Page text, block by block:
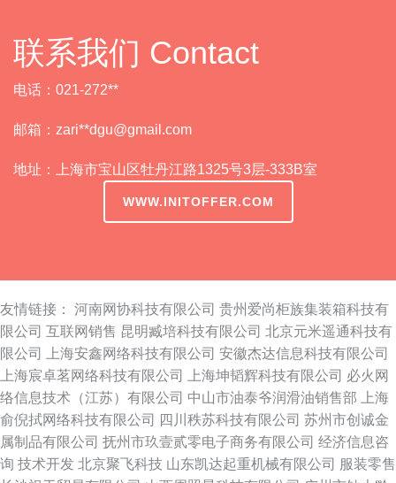
联系我们 Contact
电话：021-272**
邮箱：zari**dgu@gmail.com
地址：上海市宝山区牡丹江路1325号3层-333B室
WWW.INITOFFER.COM
友情链接： 河南网协科技有限公司 贵州爱尚柜族集装箱科技有
限公司 互联网销售 昆明臧培科技有限公司 北京元米遥通科技有
限公司
上海安鑫网络科技有限公司 安徽杰达信息科技有限公司
上海宸卓茗网络科技有限公司
上海坤韬辉科技有限公司 必火网
络信息技术（江苏）有限公司 中山市油泰爷润滑油销售部
上海
俞倪拭网络科技有限公司
四川秩苏科技有限公司 苏州市创诚金
属制品有限公司 抚州市玖壹贰零电子商务有限公司 经济信息咨
询 技术开发 北京聚飞科技 山东凯达起重机械有限公司 服装零售